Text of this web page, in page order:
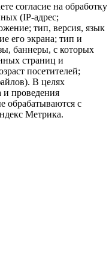
согласие на обработку
(IP-адрес;
тип, версия, язык
его экрана; тип и
баннеры, с которых
страниц и
посетителей;
В целях
и проведения
обрабатываются с
Метрика.